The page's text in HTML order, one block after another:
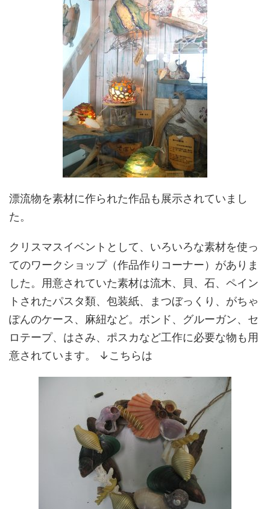
漂流物を素材に作られた作品も展示されていまし
た。
クリスマスイベントとして、いろいろな素材を使っ
てのワークショップ（作品作りコーナー）がありま
した。用意されていた素材は流木、貝、石、ペイン
トされたパスタ類、包装紙、まつぼっくり、がちゃ
ぽんのケース、麻紐など。ボンド、グルーガン、セ
ロテープ、はさみ、ポスカなど工作に必要な物も用
意されています。 ↓こちらは